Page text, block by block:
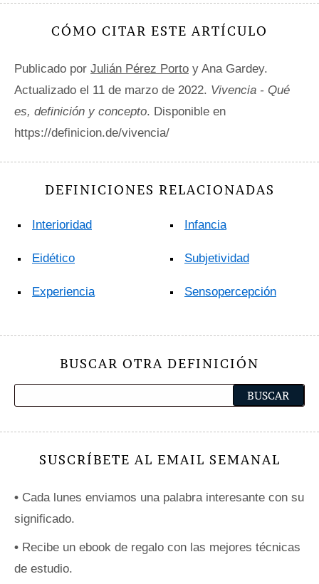
CÓMO CITAR ESTE ARTÍCULO
Publicado por Julián Pérez Porto y Ana Gardey.
Actualizado el 11 de marzo de 2022. Vivencia - Qué
es, definición y concepto. Disponible en
https://definicion.de/vivencia/
DEFINICIONES RELACIONADAS
Interioridad
Eidético
Experiencia
Infancia
Subjetividad
Sensopercepción
BUSCAR OTRA DEFINICIÓN
SUSCRÍBETE AL EMAIL SEMANAL
• Cada lunes enviamos una palabra interesante con su
significado.
• Recibe un ebook de regalo con las mejores técnicas
de estudio.